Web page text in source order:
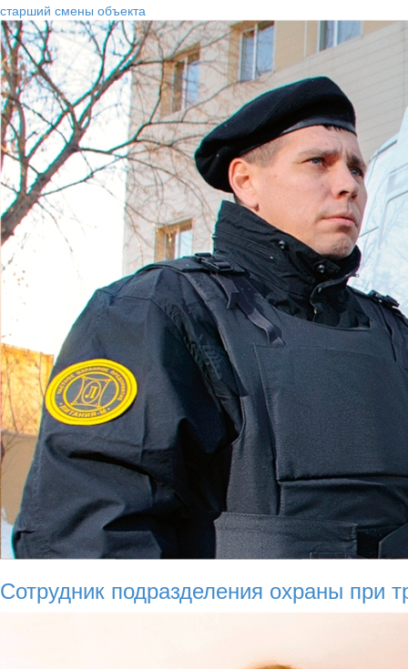
старший смены объекта
Сотрудник подразделения охраны при